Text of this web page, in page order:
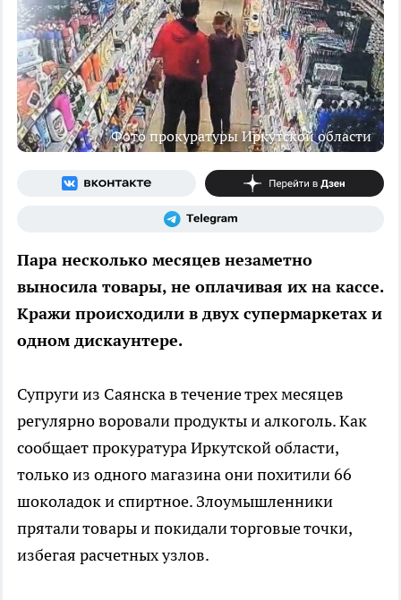
Фото прокуратуры Иркутской области
Пара несколько месяцев незаметно
выносила товары, не оплачивая их на кассе.
Кражи происходили в двух супермаркетах и
одном дискаунтере.
Супруги из Саянска в течение трех месяцев
регулярно воровали продукты и алкоголь. Как
сообщает прокуратура Иркутской области,
только из одного магазина они похитили 66
шоколадок и спиртное. Злоумышленники
прятали товары и покидали торговые точки,
избегая расчетных узлов.